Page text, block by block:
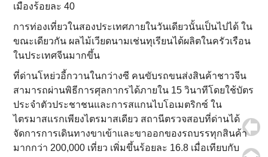
เมืองร้อยละ 40
การท่องเที่ยวในสองประเทศภายในวันเดียวนั้นเป็นไปได้ ใน
ขณะเดียวกัน ผลไม้เวียดนามเช่นทุเรียนได้ผลิตในครัวเรือน
ในประเทศจีนมากขึ้น
ที่ด่านโหย่วอี้กวานในกว่างซี คนขับรถขนส่งสินค้าชาวจีน
สามารถผ่านพิธีการศุลกากรได้ภายใน 15 วินาทีโดยใช้บัตร
ประจําตัวประชาชนและการสแกนไบโอเมตริกซ์ ใน
ไตรมาสแรกเพียงไตรมาสเดียว สถานีตรวจสอบที่ด่านได้
จัดการการเดินทางขาเข้าและขาออกของรถบรรทุกสินค้า
มากกว่า 200,000 เที่ยว เพิ่มขึ้นร้อยละ 16.8 เมื่อเทียบกับ